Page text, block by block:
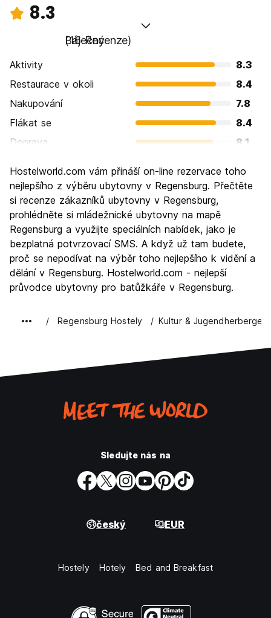
8.3
Báječný
(16 Recenze)
Aktivity
8.3
Restaurace v okoli
8.4
Nakupování
7.8
Flákat se
8.4
Doprava
8.1
Kultura
9.1
Noční život
Hodnota za peníze
Hostelworld.com vám přináší on-line rezervace toho
nejlepšího z výběru ubytovny v Regensburg. Přečtěte
si recenze zákazníků ubytovny v Regensburg,
prohlédněte si mládežnické ubytovny na mapě
Regensburg a využijte speciálních nabídek, jako je
bezplatná potvrzovací SMS. A když už tam budete,
proč se nepodívat na výběr toho nejlepšího k vidění a
dělání v Regensburg. Hostelworld.com - nejlepší
průvodce ubytovny pro batůžkáře v Regensburg.
Regensburg Hostely Kultur & Jugendherberge
Sledujte nás na
český EUR
Hostely Hotely Bed and Breakfast